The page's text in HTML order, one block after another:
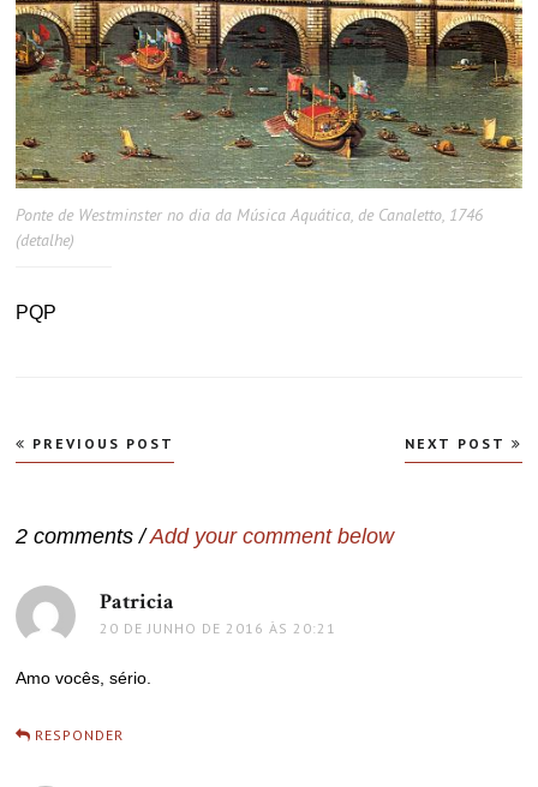
Ponte de Westminster no dia da Música Aquática, de Canaletto, 1746
(detalhe)
PQP
Navegação
de
PREVIOUS POST NEXT POST
2 comments /Add your comment below
Patricia
20 DE JUNHO DE 2016 ÀS 20:21
Amo vocês, sério.
RESPONDER